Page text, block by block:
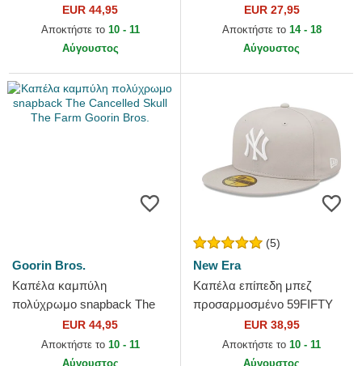
Farm Goorin Bros.
EUR 44,95
Αποκτήστε το 10 - 11
Αύγουστος
The League από New York
Knicks NBA από New Era
EUR 27,95
Αποκτήστε το 14 - 18
Αύγουστος
Goorin Bros.
Καπέλα καμπύλη
πολύχρωμο snapback The
Cancelled Skull The Farm
Goorin Bros.
EUR 44,95
Αποκτήστε το 10 - 11
Αύγουστος
(5)
New Era
Καπέλα επίπεδη μπεζ
προσαρμοσμένο 59FIFTY
League Essential από New
York Yankees MLB από New
EUR 38,95
Αποκτήστε το 10 - 11
Αύγουστος